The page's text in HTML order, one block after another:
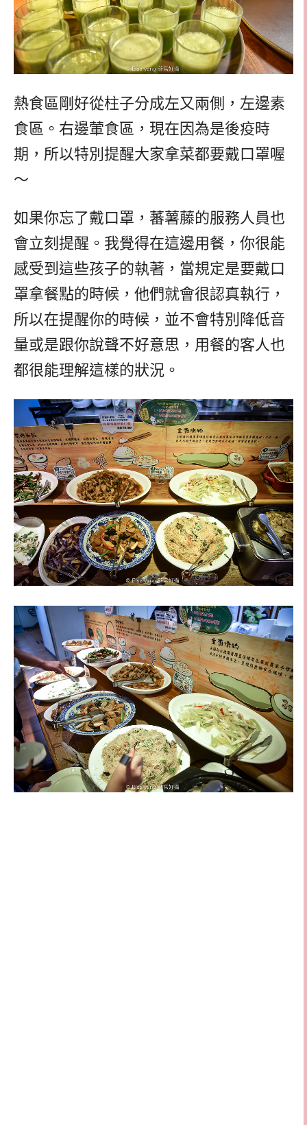
熱食區剛好從柱子分成左又兩側，左邊素
食區。右邊葷食區，現在因為是後疫時
期，所以特別提醒大家拿菜都要戴口罩喔
～
如果你忘了戴口罩，蕃薯藤的服務人員也
會立刻提醒。我覺得在這邊用餐，你很能
感受到這些孩子的執著，當規定是要戴口
罩拿餐點的時候，他們就會很認真執行，
所以在提醒你的時候，並不會特別降低音
量或是跟你說聲不好意思，用餐的客人也
都很能理解這樣的狀況。